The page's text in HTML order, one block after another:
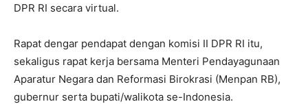
DPR RI secara virtual.
Rapat dengar pendapat dengan komisi II DPR RI itu,
sekaligus rapat kerja bersama Menteri Pendayagunaan
Aparatur Negara dan Reformasi Birokrasi (Menpan RB),
gubernur serta bupati/walikota se-Indonesia.